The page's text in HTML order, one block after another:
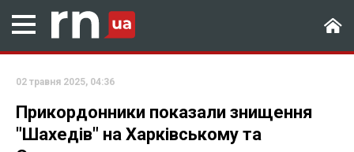
02 травня 2025, 04:36
Прикордонники показали знищення
"Шахедів" на Харківському та